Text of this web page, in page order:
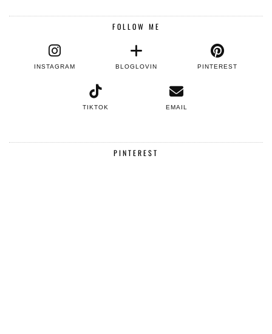
FOLLOW ME
INSTAGRAM BLOGLOVIN PINTEREST
TIKTOK EMAIL
PINTEREST